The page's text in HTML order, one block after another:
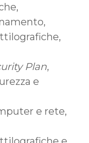
Plan,
e
e rete,